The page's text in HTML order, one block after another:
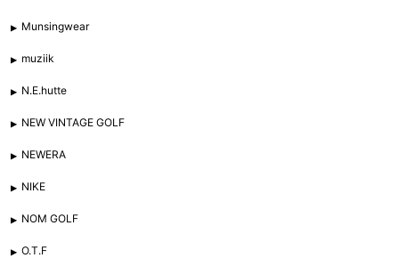
Munsingwear
muziik
N.E.hutte
NEW VINTAGE GOLF
NEWERA
NIKE
NOM GOLF
O.T.F